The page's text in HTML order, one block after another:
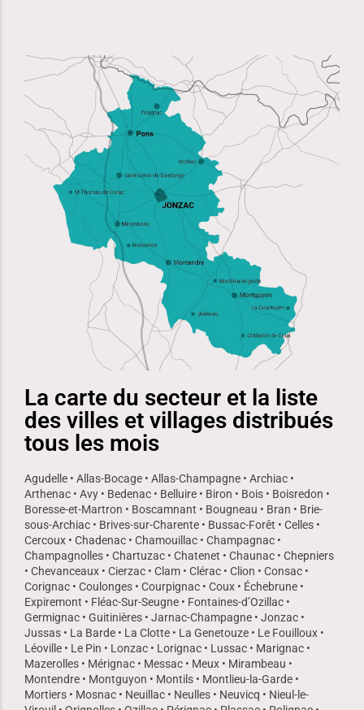
La carte du secteur et la liste
des villes et villages distribués
tous les mois
Agudelle • Allas-Bocage • Allas-Champagne • Archiac •
Arthenac • Avy • Bedenac • Belluire • Biron • Bois • Boisredon •
Boresse-et-Martron • Boscamnant • Bougneau • Bran • Brie-
sous-Archiac • Brives-sur-Charente • Bussac-Forêt • Celles •
Cercoux • Chadenac • Chamouillac • Champagnac •
Champagnolles • Chartuzac • Chatenet • Chaunac • Chepniers
• Chevanceaux • Cierzac • Clam • Clérac • Clion • Consac •
Corignac • Coulonges • Courpignac • Coux • Échebrune •
Expiremont • Fléac-Sur-Seugne • Fontaines-d’Ozillac •
Germignac • Guitinières • Jarnac-Champagne • Jonzac •
Jussas • La Barde • La Clotte • La Genetouze • Le Fouilloux •
Léoville • Le Pin • Lonzac • Lorignac • Lussac • Marignac •
Mazerolles • Mérignac • Messac • Meux • Mirambeau •
Montendre • Montguyon • Montils • Montlieu-la-Garde •
Mortiers • Mosnac • Neuillac • Neulles • Neuvicq • Nieul-le-